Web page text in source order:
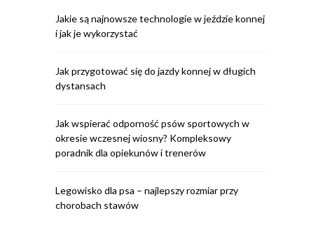
Jakie są najnowsze technologie w jeździe konnej
i jak je wykorzystać
Jak przygotować się do jazdy konnej w długich
dystansach
Jak wspierać odporność psów sportowych w
okresie wczesnej wiosny? Kompleksowy
poradnik dla opiekunów i trenerów
Legowisko dla psa – najlepszy rozmiar przy
chorobach stawów